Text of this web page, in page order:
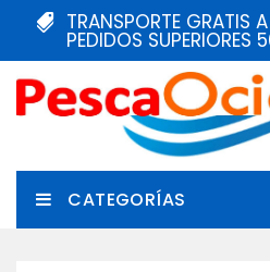
TRANSPORTE GRATIS
PEDIDOS SUPERIORES
CATEGORÍAS